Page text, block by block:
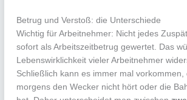
Betrug und Verstoß: die Unterschiede
Wichtig für Arbeitnehmer: Nicht jedes
sofort als Arbeitszeitbetrug gewertet. Das
Lebenswirklichkeit vieler Arbeitnehmer
Schließlich kann es immer mal vorkommen,
morgens den Wecker nicht hört oder die